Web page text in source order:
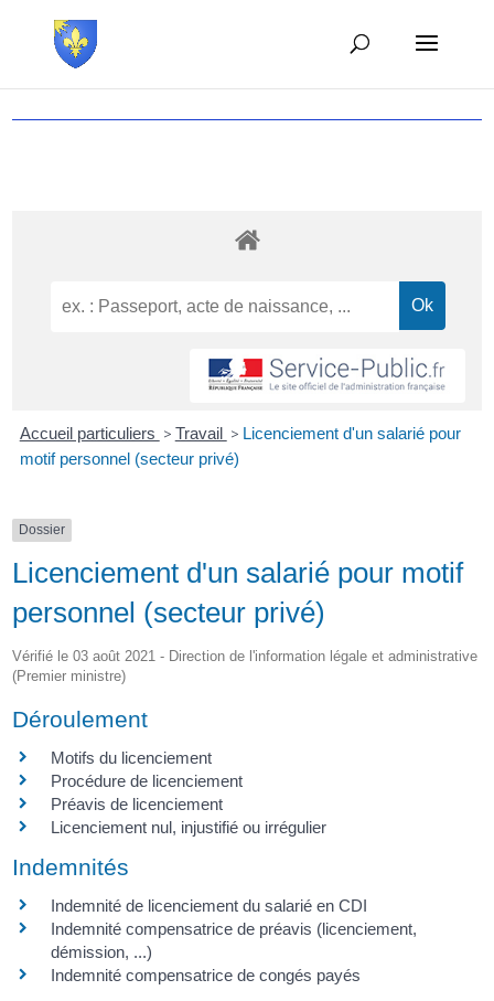
Accueil particuliers > Travail > Licenciement d'un salarié pour
motif personnel (secteur privé)
Dossier
Licenciement d'un salarié pour motif
personnel (secteur privé)
Vérifié le 03 août 2021 - Direction de l'information légale et administrative
(Premier ministre)
Déroulement
Motifs du licenciement
Procédure de licenciement
Préavis de licenciement
Licenciement nul, injustifié ou irrégulier
Indemnités
Indemnité de licenciement du salarié en CDI
Indemnité compensatrice de préavis (licenciement,
démission, ...)
Indemnité compensatrice de congés payés